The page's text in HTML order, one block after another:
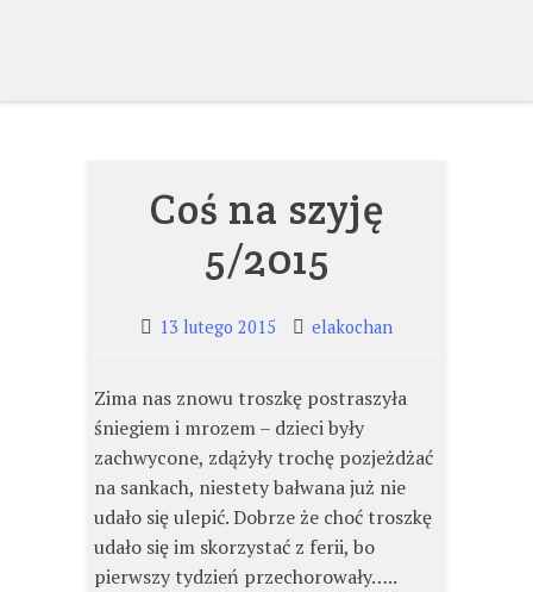
Coś na szyję
5/2015
13 lutego 2015 elakochan
Zima nas znowu troszkę postraszyła
śniegiem i mrozem – dzieci były
zachwycone, zdążyły trochę pozjeżdżać
na sankach, niestety bałwana już nie
udało się ulepić. Dobrze że choć troszkę
udało się im skorzystać z ferii, bo
pierwszy tydzień przechorowały…..